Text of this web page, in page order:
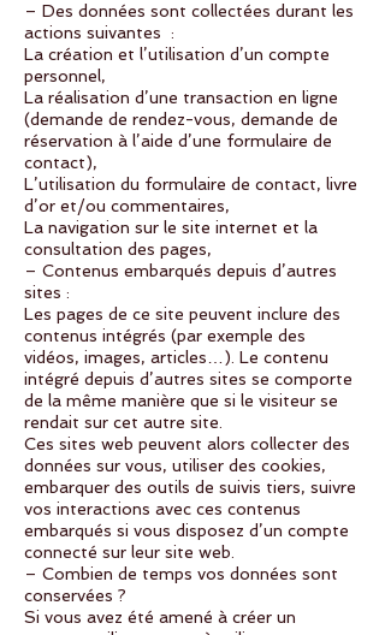
– Des données sont collectées durant les
actions suivantes :
La création et l’utilisation d’un compte
personnel,
La réalisation d’une transaction en ligne
(demande de rendez-vous, demande de
réservation à l’aide d’une formulaire de
contact),
L’utilisation du formulaire de contact, livre
d’or et/ou commentaires,
La navigation sur le site internet et la
consultation des pages,
– Contenus embarqués depuis d’autres
sites :
Les pages de ce site peuvent inclure des
contenus intégrés (par exemple des
vidéos, images, articles…). Le contenu
intégré depuis d’autres sites se comporte
de la même manière que si le visiteur se
rendait sur cet autre site.
Ces sites web peuvent alors collecter des
données sur vous, utiliser des cookies,
embarquer des outils de suivis tiers, suivre
vos interactions avec ces contenus
embarqués si vous disposez d’un compte
connecté sur leur site web.
– Combien de temps vos données sont
conservées ?
Si vous avez été amené à créer un